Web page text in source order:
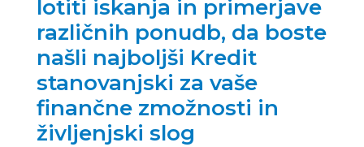
lotiti iskanja in primerjave
različnih ponudb, da boste
našli najboljši Kredit
stanovanjski za vaše
finančne zmožnosti in
življenjski slog